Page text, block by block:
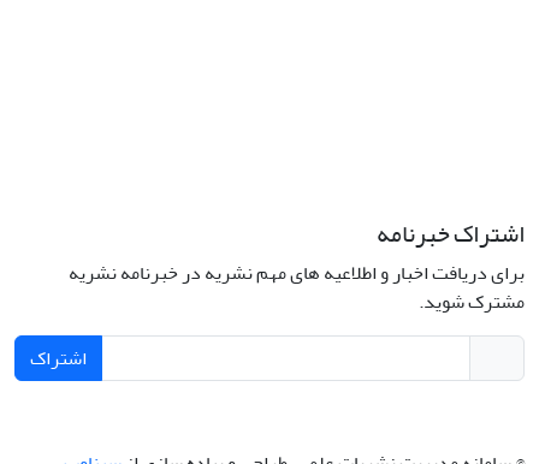
اشتراک خبرنامه
برای دریافت اخبار و اطلاعیه های مهم نشریه در خبرنامه نشریه
مشترک شوید.
اشتراک